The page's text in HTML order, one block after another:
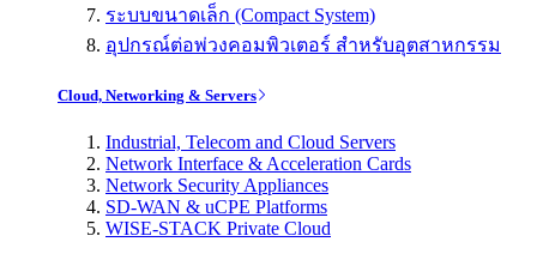
ระบบขนาดเล็ก (Compact System)
อุปกรณ์ต่อพ่วงคอมพิวเตอร์ สำหรับอุตสาหกรรม
Cloud, Networking & Servers
Industrial, Telecom and Cloud Servers
Network Interface & Acceleration Cards
Network Security Appliances
SD-WAN & uCPE Platforms
WISE-STACK Private Cloud